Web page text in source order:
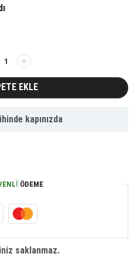
EKLE
kapınızda
ÖDEME
saklanmaz.